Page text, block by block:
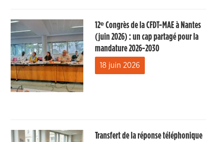
12ᵉ Congrès de la CFDT-MAE à Nantes
(juin 2026) : un cap partagé pour la
mandature 2026-2030
18 juin 2026
Transfert de la réponse téléphonique